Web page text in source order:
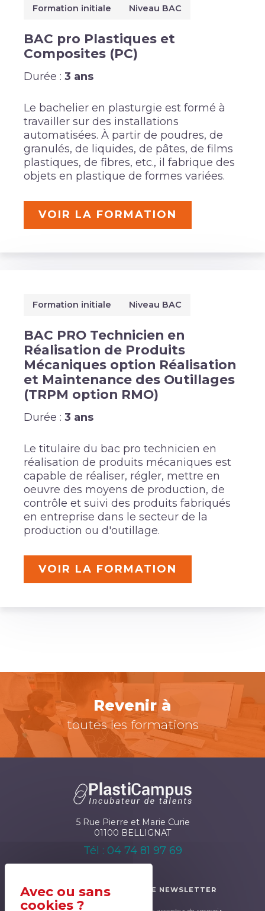
Formation initiale Niveau BAC
BAC pro Plastiques et
Composites (PC)
Durée : 3 ans
Le bachelier en plasturgie est formé à
travailler sur des installations
automatisées. À partir de poudres, de
granulés, de liquides, de pâtes, de films
plastiques, de fibres, etc., il fabrique des
objets en plastique de formes variées.
VOIR LA FORMATION
Formation initiale Niveau BAC
BAC PRO Technicien en
Réalisation de Produits
Mécaniques option Réalisation
et Maintenance des Outillages
(TRPM option RMO)
Durée : 3 ans
Le titulaire du bac pro technicien en
réalisation de produits mécaniques est
capable de réaliser, régler, mettre en
oeuvre des moyens de production, de
contrôle et suivi des produits fabriqués
en entreprise dans le secteur de la
production ou d'outillage.
VOIR LA FORMATION
Revenir à
toutes les formations
5 Rue Pierre et Marie Curie
01100 BELLIGNAT
Tél : 04 74 81 97 69
ABONNEZ-VOUS À NOTRE NEWSLETTER